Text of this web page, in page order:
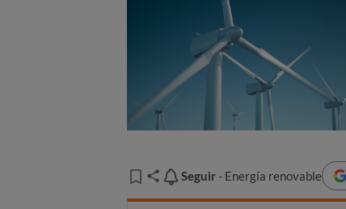
Seguir
Seguir - Energía renovable